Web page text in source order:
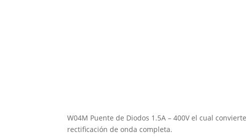
W04M Puente de Diodos 1.5A – 400V el cual
rectificación de onda completa.